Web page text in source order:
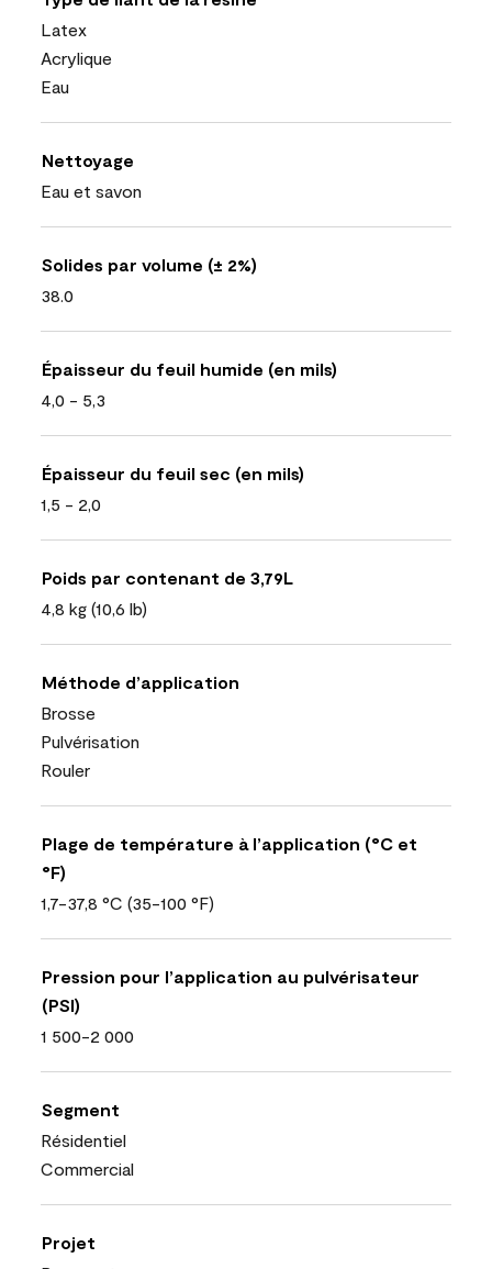
Latex
Acrylique
Eau
Nettoyage
Eau et savon
Solides par volume (± 2%)
38.0
Épaisseur du feuil humide (en mils)
4,0 - 5,3
Épaisseur du feuil sec (en mils)
1,5 - 2,0
Poids par contenant de 3,79L
4,8 kg (10,6 lb)
Méthode d’application
Brosse
Pulvérisation
Rouler
Plage de température à l’application (°C et
°F)
1,7-37,8 °C (35-100 °F)
Pression pour l’application au pulvérisateur
(PSI)
1 500-2 000
Segment
Résidentiel
Commercial
Projet